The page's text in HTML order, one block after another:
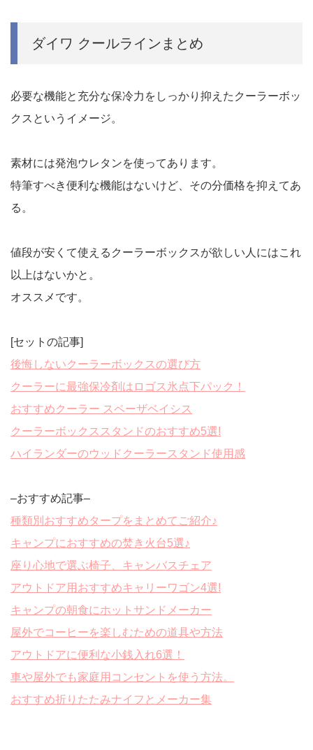
ダイワ クールラインまとめ
必要な機能と充分な保冷力をしっかり抑えたクーラーボッ
クスというイメージ。
素材には発泡ウレタンを使ってあります。
特筆すべき便利な機能はないけど、その分価格を抑えてあ
る。
値段が安くて使えるクーラーボックスが欲しい人にはこれ
以上はないかと。
オススメです。
[セットの記事]
後悔しないクーラーボックスの選び方
クーラーに最強保冷剤はロゴス氷点下パック！
おすすめクーラー スペーザベイシス
クーラーボックススタンドのおすすめ5選!
ハイランダーのウッドクーラースタンド使用感
–おすすめ記事–
種類別おすすめタープをまとめてご紹介♪
キャンプにおすすめの焚き火台5選♪
座り心地で選ぶ椅子、キャンバスチェア
アウトドア用おすすめキャリーワゴン4選!
キャンプの朝食にホットサンドメーカー
屋外でコーヒーを楽しむための道具や方法
アウトドアに便利な小銭入れ6選！
車や屋外でも家庭用コンセントを使う方法。
おすすめ折りたたみナイフとメーカー集